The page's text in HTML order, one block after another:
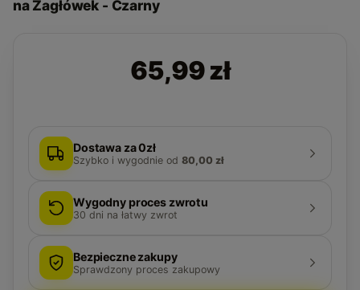
na Zagłówek - Czarny
65,99 zł
Dostawa za 0zł
Szybko i wygodnie od 80,00 zł
Wygodny proces zwrotu
30 dni na łatwy zwrot
Bezpieczne zakupy
Sprawdzony proces zakupowy